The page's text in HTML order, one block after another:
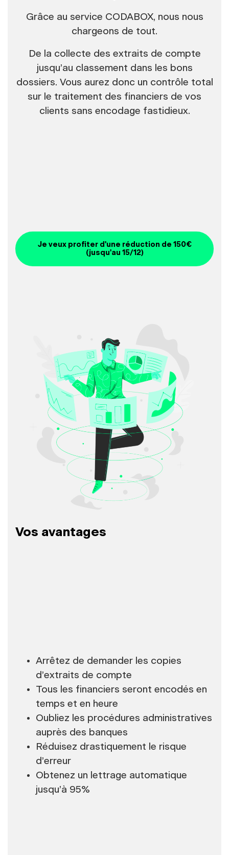
Grâce au service CODABOX, nous nous
chargeons de tout.
De la collecte des extraits de compte
jusqu’au classement dans les bons
dossiers. Vous aurez donc un contrôle total
sur le traitement des financiers de vos
clients sans encodage fastidieux.
Je veux profiter d'une réduction de 150€
(jusqu'au 15/12)
Vos avantages
Arrêtez de demander les copies
d’extraits de compte
Tous les financiers seront encodés en
temps et en heure
Oubliez les procédures administratives
auprès des banques
Réduisez drastiquement le risque
d’erreur
Obtenez un lettrage automatique
jusqu’à 95%